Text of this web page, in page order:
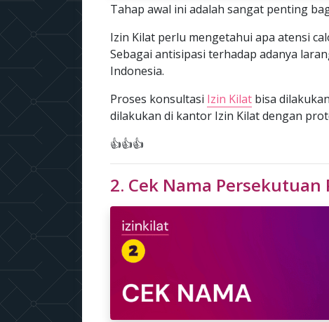
Tahap awal ini adalah sangat penting
Izin Kilat perlu mengetahui apa atensi
Sebagai antisipasi terhadap adanya
Indonesia.
Proses konsultasi Izin Kilat bisa dilakukan
dilakukan di kantor Izin Kilat dengan
👍👍👍
2. Cek Nama Persekutuan